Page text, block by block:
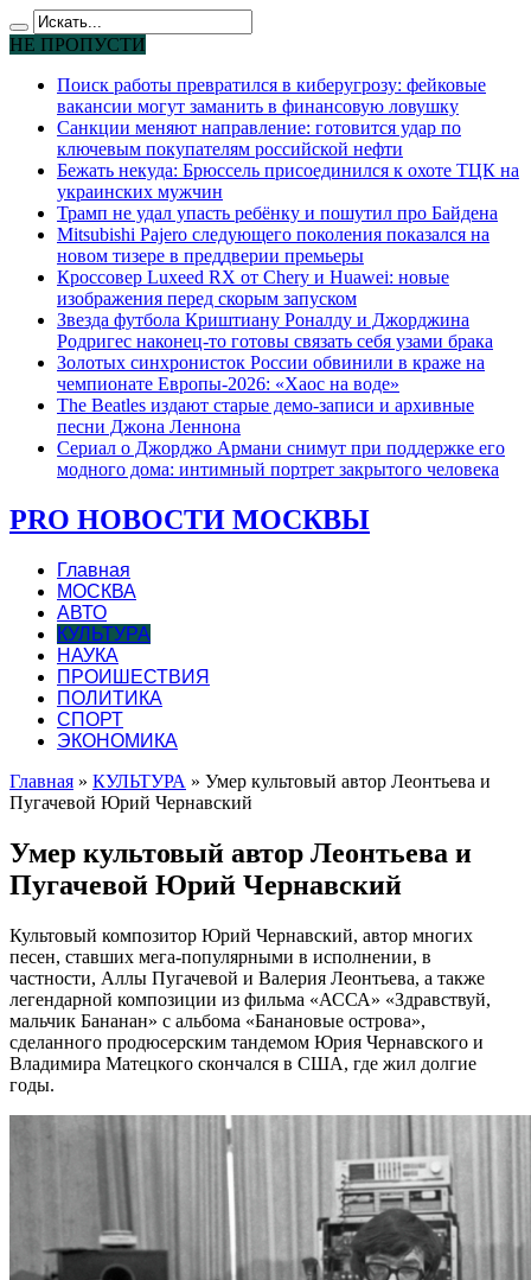
НЕ ПРОПУСТИ
Поиск работы превратился в киберугрозу: фейковые
вакансии могут заманить в финансовую ловушку
Санкции меняют направление: готовится удар по
ключевым покупателям российской нефти
Бежать некуда: Брюссель присоединился к охоте ТЦК на
украинских мужчин
Трамп не удал упасть ребёнку и пошутил про Байдена
Mitsubishi Pajero следующего поколения показался на
новом тизере в преддверии премьеры
Кроссовер Luxeed RX от Chery и Huawei: новые
изображения перед скорым запуском
Звезда футбола Криштиану Роналду и Джорджина
Родригес наконец-то готовы связать себя узами брака
Золотых синхронисток России обвинили в краже на
чемпионате Европы-2026: «Хаос на воде»
The Beatles издают старые демо-записи и архивные
песни Джона Леннона
Сериал о Джорджо Армани снимут при поддержке его
модного дома: интимный портрет закрытого человека
PRO НОВОСТИ МОСКВЫ
Главная
МОСКВА
АВТО
КУЛЬТУРА
НАУКА
ПРОИШЕСТВИЯ
ПОЛИТИКА
СПОРТ
ЭКОНОМИКА
Главная » КУЛЬТУРА » Умер культовый автор Леонтьева и
Пугачевой Юрий Чернавский
Умер культовый автор Леонтьева и
Пугачевой Юрий Чернавский
Культовый композитор Юрий Чернавский, автор многих
песен, ставших мега-популярными в исполнении, в
частности, Аллы Пугачевой и Валерия Леонтьева, а также
легендарной композиции из фильма «АССА» «Здравствуй,
мальчик Бананан» с альбома «Банановые острова»,
сделанного продюсерским тандемом Юрия Чернавского и
Владимира Матецкого скончался в США, где жил долгие
годы.